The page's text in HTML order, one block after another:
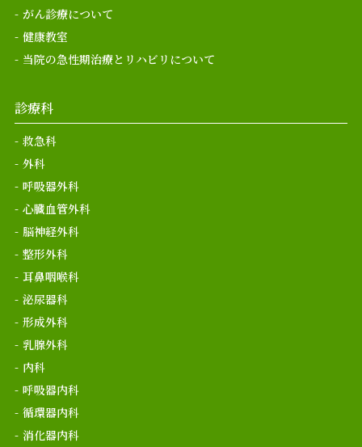
がん診療について
健康教室
当院の急性期治療とリハビリについて
診療科
救急科
外科
呼吸器外科
心臓血管外科
脳神経外科
整形外科
耳鼻咽喉科
泌尿器科
形成外科
乳腺外科
内科
呼吸器内科
循環器内科
消化器内科